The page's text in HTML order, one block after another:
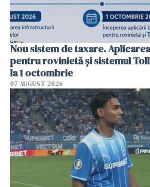
Nou sistem de taxare.
pentru rovinietă şi sistemul
la 1 octombrie
07 AUGUST 2026